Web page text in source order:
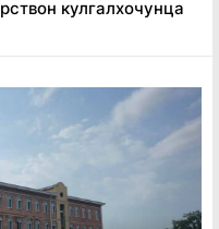
кулгалхочунца